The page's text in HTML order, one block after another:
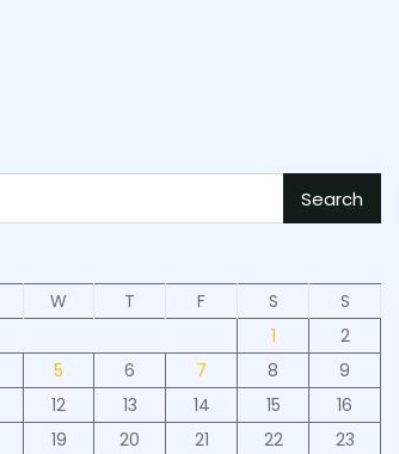
Search
W T F S
S
1
2
5 6 7 8
9
12 13 14 15
16
19 20 21 22
23